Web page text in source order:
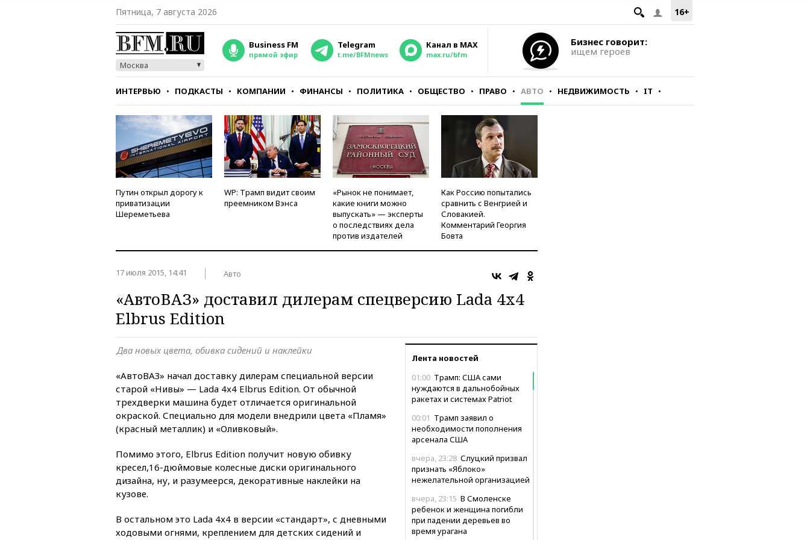
16+
Пятница, 7 августа 2026
Москва
Business FM
прямой эфир
Telegram
t.me/BFMnews
Канал в MAX
max.ru/bfm
Бизнес говорит:
ищем героев
ИНТЕРВЬЮ ПОДКАСТЫ КОМПАНИИ ФИНАНСЫ ПОЛИТИКА ОБЩЕСТВО ПРАВО АВТО НЕДВИЖИМОСТЬ IT
СТИЛЬ ТЕСТЫ
Путин открыл дорогу к
приватизации
Шереметьева
WP: Трамп видит своим
преемником Вэнса
«Рынок не понимает,
какие книги можно
выпускать» — эксперты
о последствиях дела
против издателей
Как Россию попытались
сравнить с Венгрией и
Словакией.
Комментарий Георгия
Бовта
17 июля 2015, 14:41 Авто
«АвтоВАЗ» доставил дилерам спецверсию Lada 4x4
Elbrus Edition
Лента новостей
01:00 Трамп: США сами
нуждаются в дальнобойных
ракетах и системах Patriot
00:01 Трамп заявил о
необходимости пополнения
арсенала США
вчера, 23:28 Слуцкий призвал
признать «Яблоко»
нежелательной организацией
вчера, 23:15 В Смоленске
ребенок и женщина погибли
при падении деревьев во
время урагана
Два новых цвета, обивка сидений и наклейки
«АвтоВАЗ» начал доставку дилерам специальной версии
старой «Нивы» — Lada 4x4 Elbrus Edition. От обычной
трехдверки машина будет отличается оригинальной
окраской. Специально для модели внедрили цвета «Пламя»
(красный металлик) и «Оливковый».
Помимо этого, Elbrus Edition получит новую обивку
кресел,16-дюймовые колесные диски оригинального
дизайна, ну, и разумеерся, декоративные наклейки на
кузове.
В остальном это Lada 4x4 в версии «стандарт», с дневными
ходовыми огнями, креплением для детских сидений и